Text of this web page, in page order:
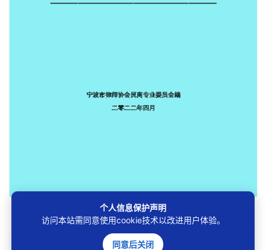
个人信息保护声明
访问本站需同意使用cookie技术以改进用户体验。
同意后关闭